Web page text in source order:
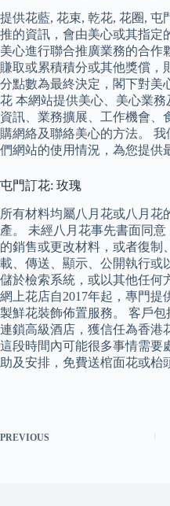
提供花藍, 花束, 乾花, 花圈,
推的資訊，會由美心或其指定
美心進行聯合推廣業務的合作
賺取或累積積分或其他獎償，
分點數為最終決定，閣下對美
花 本網站提供美心、美心業
資訊、業務擴展、工作機會、
購網絡及聯絡美心的方法。
們網站的使用情況，為您提供
屯門訂花: 玫瑰
所有材料均屬八月花或八月花
產。 未經八月花事先書面同
的銷售或更改材料，或者復制
載、傳送、顯示、公開執行或
儲於檢索系統，或以其他任何
網上花店自2017年起，專門
製鮮花裝飾佈置服務。 客戶
連鎖高級酒店，獲信任為香港
這段時間內可能很多事情需要
助及安排，免費送棺面花或枱
PREVIOUS